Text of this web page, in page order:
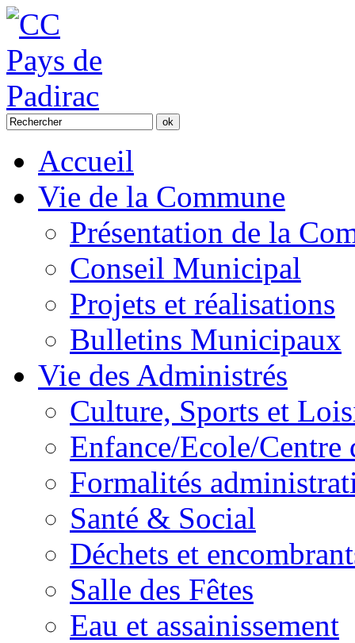
Accueil
Vie de la Commune
Présentation de la
Conseil Municipal
Projets et réalisations
Bulletins Municipaux
Vie des Administrés
Culture, Sports et
Enfance/Ecole/Centre
Formalités
Santé & Social
Déchets et
Salle des Fêtes
Eau et assainissement